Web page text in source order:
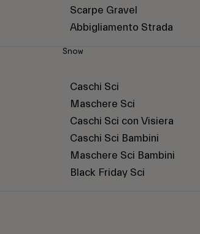
Scarpe Gravel
Abbigliamento Strada
Snow
Caschi Sci
Maschere Sci
Caschi Sci con Visiera
Caschi Sci Bambini
Maschere Sci Bambini
Black Friday Sci